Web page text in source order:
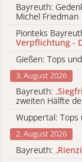
Bayreuth:
Michel Friedman
Pionteks
Verpflichtung -
Gießen: Tops
3. August 2026
Bayreuth: „
zweiten Hälfte
Wuppertal: Tops
2. August 2026
Bayreuth: „Rienzi